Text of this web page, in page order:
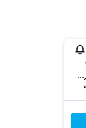
Rangali Island, رانغالي, جزر المالديف